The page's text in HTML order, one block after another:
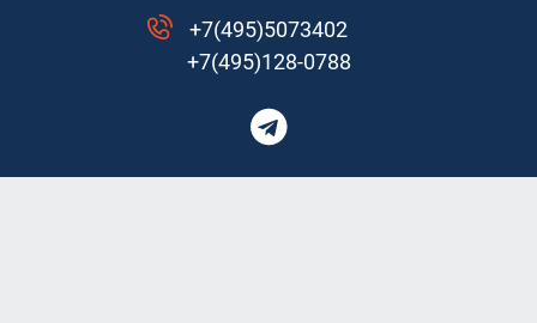
+7(495)5073402
+7(495)128-0788